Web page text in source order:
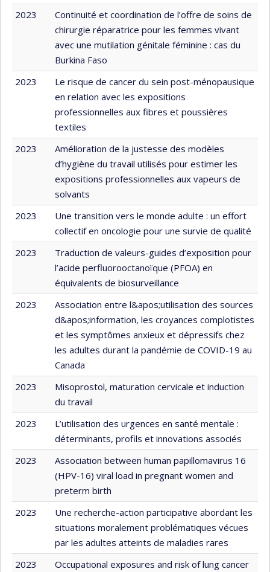
2023
Continuité et coordination de l’offre de soins de
chirurgie réparatrice pour les femmes vivant
avec une mutilation génitale féminine : cas du
Burkina Faso
2023
Le risque de cancer du sein post-ménopausique
en relation avec les expositions
professionnelles aux fibres et poussières
textiles
2023
Amélioration de la justesse des modèles
d’hygiène du travail utilisés pour estimer les
expositions professionnelles aux vapeurs de
solvants
2023
Une transition vers le monde adulte : un effort
collectif en oncologie pour une survie de qualité
2023
Traduction de valeurs-guides d’exposition pour
l’acide perfluorooctanoïque (PFOA) en
équivalents de biosurveillance
2023
Association entre l&apos;utilisation des sources
d&apos;information, les croyances complotistes
et les symptômes anxieux et dépressifs chez
les adultes durant la pandémie de COVID-19 au
Canada
2023
Misoprostol, maturation cervicale et induction
du travail
2023
L’utilisation des urgences en santé mentale :
déterminants, profils et innovations associés
2023
Association between human papillomavirus 16
(HPV-16) viral load in pregnant women and
preterm birth
2023
Une recherche-action participative abordant les
situations moralement problématiques vécues
par les adultes atteints de maladies rares
2023
Occupational exposures and risk of lung cancer